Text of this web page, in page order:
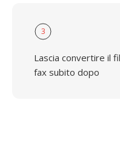
3
Lascia convertire il
fax subito dopo